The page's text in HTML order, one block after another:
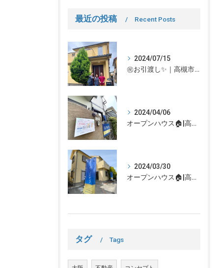
最近の投稿 Recent Posts
2024/07/15
㊗お引渡し✨｜高槻市での不動産売却、不動産売買の事、何でもなぎさ不動産までご相談ください！
2024/04/06
オープンハウス🏠|高槻市の不動産売却、不動産空き家のご相談はなぎさ不動産まで！
2024/03/30
オープンハウス🏠|高槻市の不動産売却、不動産空き家のご相談はなぎさ不動産まで！
タグ Tags